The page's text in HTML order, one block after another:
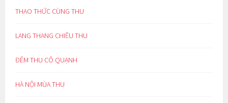
THAO THỨC CÙNG THU
LANG THANG CHIỀU THU
ĐÊM THU CÔ QUẠNH
HÀ NỘI MÙA THU